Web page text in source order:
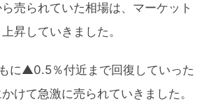
売られていた相場は、マーケット
昇していきました。
に▲0.5％付近まで回復していった
けて急激に売られていきました。